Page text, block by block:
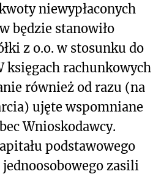
niewypłaconych
będzie stanowiło
z o.o. w stosunku do
księgach rachunkowych
również od razu (na
ujęte wspomniane
Wnioskodawcy.
podstawowego
zasili